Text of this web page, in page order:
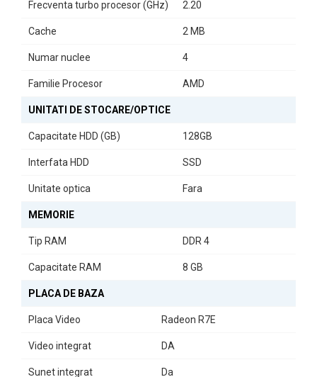
Fie că aveți nevoie de un sistem pentru birou, pentru studiu sau
pentru divertisment,
Pachetul PC HP T630
generoasă, veți putea gestiona cu ușurință toate sarcinile zilnice.
Investiți în eficiență și performanță cu acest pachet PC second
pentru utilizatorii care caută un sistem fiabil și compact!
Frecventa turbo procesor (GHz) 2.20
Cache 2 MB
Numar nuclee 4
Familie Procesor AMD
UNITATI DE STOCARE/OPTICE
Capacitate HDD (GB) 128GB
Interfata HDD SSD
Unitate optica Fara
MEMORIE
Tip RAM DDR 4
Capacitate RAM 8 GB
PLACA DE BAZA
Placa Video Radeon R7E
Video integrat DA
Sunet integrat Da